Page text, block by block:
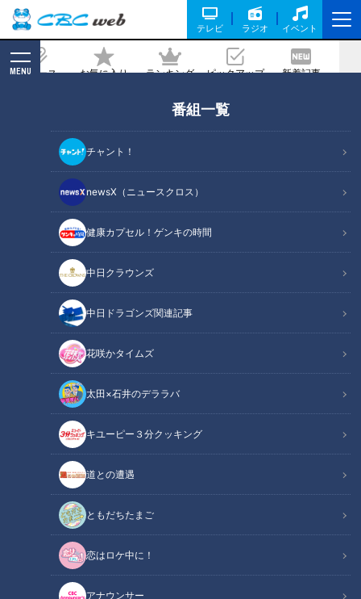
テレビ ラジオ イベント
ニュース お気に入り ランキング ピックアップ 新着記事
MENU
番組一覧
チャント！
newsX（ニュースクロス）
健康カプセル！ゲンキの時間
中日クラウンズ
中日ドラゴンズ関連記事
花咲かタイムズ
太田×石井のデララバ
キユーピー３分クッキング
道との遭遇
ともだちたまご
恋はロケ中に！
アナウンサー
覇した松山英樹！その8年前に中日クラ
ウンズでみせたビッグプレーとは？
記事に戻る
松山英樹選手(C)CBCテレビ
この記事の画像（全5枚）